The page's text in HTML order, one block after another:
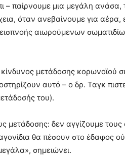
– παίρνουμε μια μεγάλη ανάσα,
όταν ανεβαίνουμε για αέρα,
αιωρούμενων
κίνδυνος μετάδοσης κορωνοϊού
αυτό – ο δρ. Ταγκ
του).
μετάδοσης: δεν αγγίζουμε
θα πέσουν στο έδαφος
σημειώνει.